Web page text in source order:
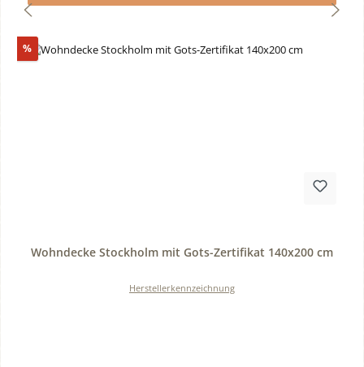
%Rabatt
Wohndecke Stockholm mit Gots-Zertifikat 140x200 cm
Herstellerkennzeichnung